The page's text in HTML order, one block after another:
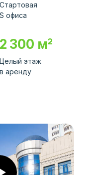
Стартовая
S офиса
2 300
Целый этаж
в аренду
м²